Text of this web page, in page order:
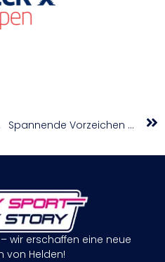
Spannende Vorzeichen vor Austrian Bowl XXXIX presented by win2day: Alle Zahlen und Fakten zum großen Finale
wir erschaffen eine neue
von Helden!